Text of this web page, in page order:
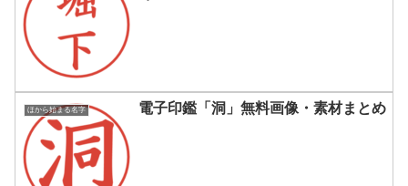
ほから始まる名字 電子印鑑「洞」無料画像・素材まとめ